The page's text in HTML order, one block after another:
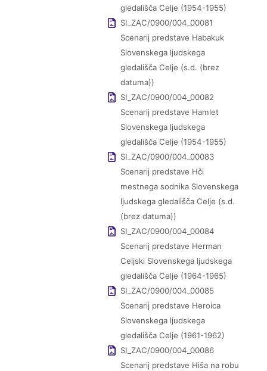
gledališča Celje (1954-1955)
SI_ZAC/0900/004_00081
Scenarij predstave Habakuk
Slovenskega ljudskega
gledališča Celje (s.d. (brez
datuma))
SI_ZAC/0900/004_00082
Scenarij predstave Hamlet
Slovenskega ljudskega
gledališča Celje (1954-1955)
SI_ZAC/0900/004_00083
Scenarij predstave Hči
mestnega sodnika Slovenskega
ljudskega gledališča Celje (s.d.
(brez datuma))
SI_ZAC/0900/004_00084
Scenarij predstave Herman
Celjski Slovenskega ljudskega
gledališča Celje (1964-1965)
SI_ZAC/0900/004_00085
Scenarij predstave Heroica
Slovenskega ljudskega
gledališča Celje (1961-1962)
SI_ZAC/0900/004_00086
Scenarij predstave Hiša na robu